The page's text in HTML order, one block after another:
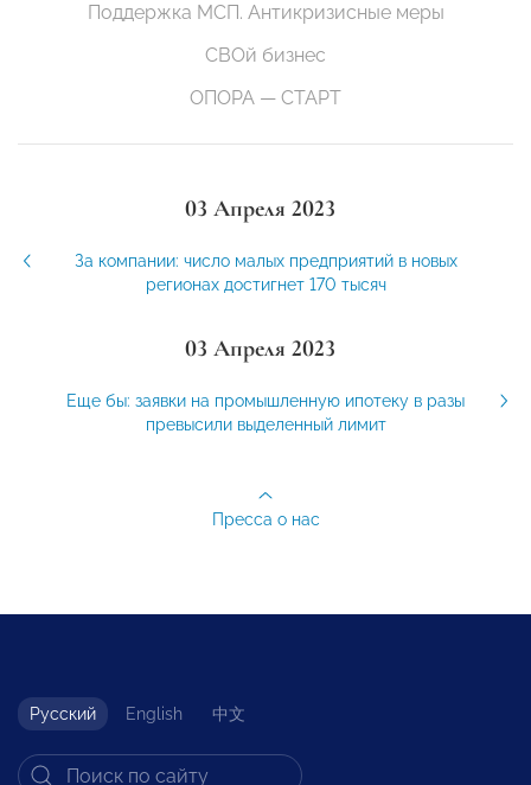
Поддержка МСП. Антикризисные меры
СВОй бизнес
ОПОРА — СТАРТ
03 Апреля 2023
За компании: число малых предприятий в новых
регионах достигнет 170 тысяч
03 Апреля 2023
Еще бы: заявки на промышленную ипотеку в разы
превысили выделенный лимит
Пресса о нас
Русский English 中文